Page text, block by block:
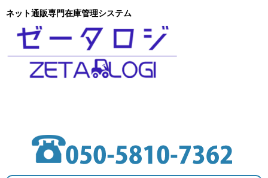
ネット通販専門在庫管理システム